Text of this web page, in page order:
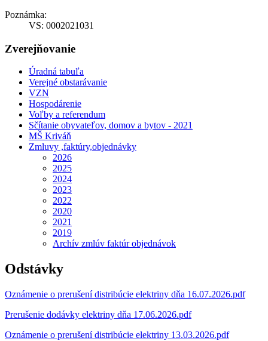
Poznámka:
VS: 0002021031
Zverejňovanie
Úradná tabuľa
Verejné obstarávanie
VZN
Hospodárenie
Voľby a referendum
Sčítanie obyvateľov, domov a bytov - 2021
MŠ Kriváň
Zmluvy ,faktúry,objednávky
2026
2025
2024
2023
2022
2020
2021
2019
Archív zmlúv faktúr objednávok
Odstávky
Oznámenie o prerušení distribúcie elektriny dňa 16.07.2026.pdf
Prerušenie dodávky elektriny dňa 17.06.2026.pdf
Oznámenie o prerušení distribúcie elektriny 13.03.2026.pdf